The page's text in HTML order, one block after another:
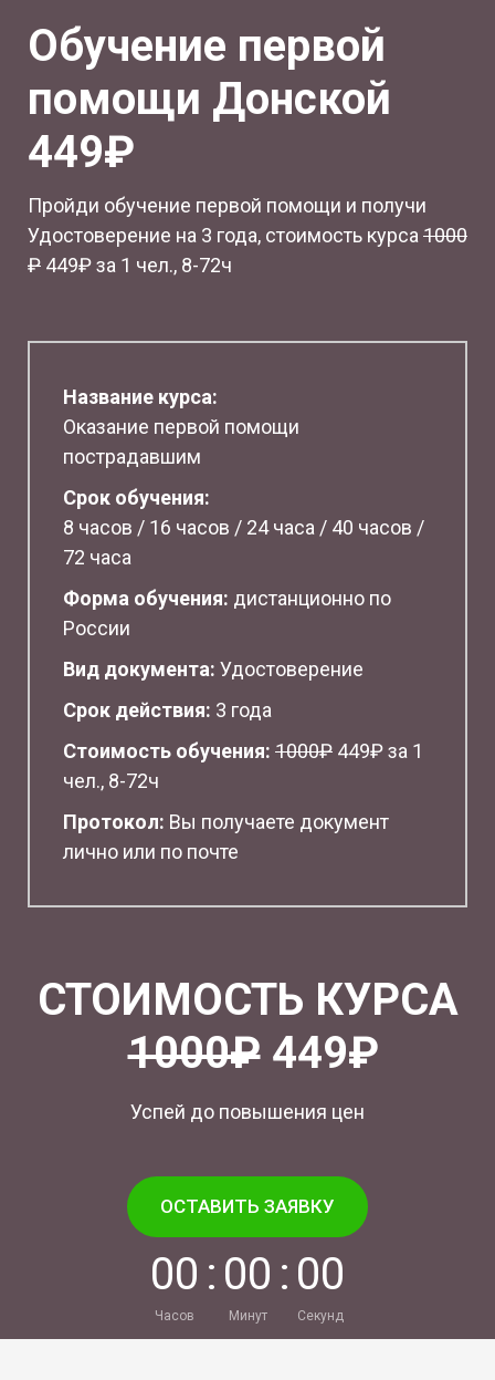
Обучение первой
помощи Донской
449₽
Пройди обучение первой помощи и получи
Удостоверение на 3 года, стоимость курса1000
₽ 449₽ за 1 чел., 8-72ч
Название курса:
Оказание первой помощи
пострадавшим
Срок обучения:
8 часов / 16 часов / 24 часа / 40 часов /
72 часа
Форма обучения: дистанционно по
России
Вид документа: Удостоверение
Срок действия: 3 года
Стоимость обучения: 1000₽ 449₽ за 1
чел., 8-72ч
Протокол: Вы получаете документ
лично или по почте
СТОИМОСТЬ КУРСА
1000₽449₽
Успей до повышения цен
ОСТАВИТЬ ЗАЯВКУ
00
Часов
: 00
Минут
: 00
Секунд